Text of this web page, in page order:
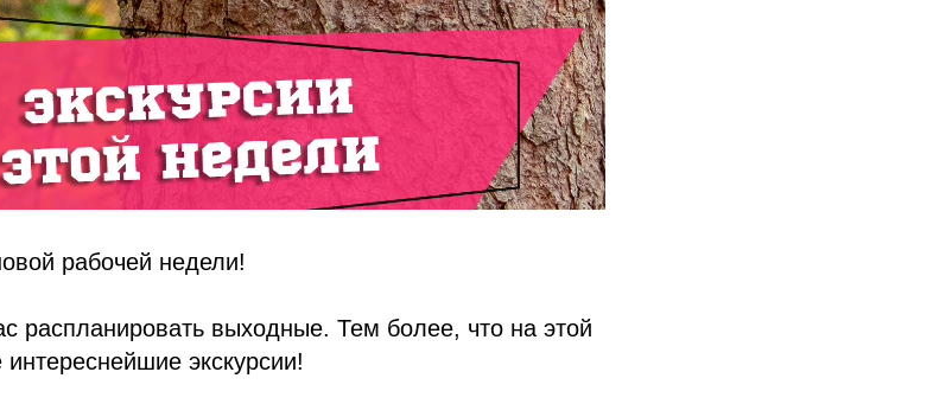
рабочей недели!
распланировать выходные. Тем более, что на этой
экскурсии!